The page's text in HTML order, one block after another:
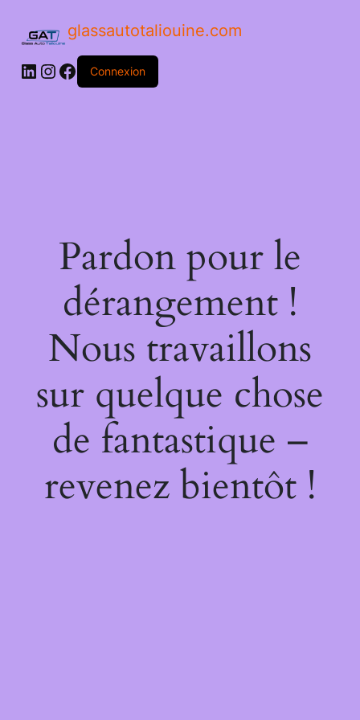
glassautotaliouine.com
Connexion
Pardon pour le
dérangement !
Nous travaillons
sur quelque chose
de fantastique –
revenez bientôt !